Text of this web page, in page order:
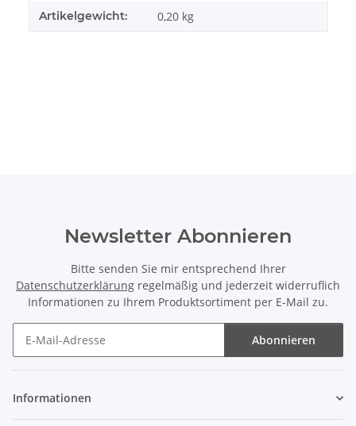
Artikelgewicht: 0,20 kg
Newsletter Abonnieren
Bitte senden Sie mir entsprechend Ihrer
Datenschutzerklärung regelmäßig und jederzeit widerruflich
Informationen zu Ihrem Produktsortiment per E-Mail zu.
Abonnieren
Informationen